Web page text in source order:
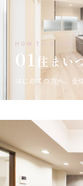
HOW TO START
01 住まい
はじめての方へ、